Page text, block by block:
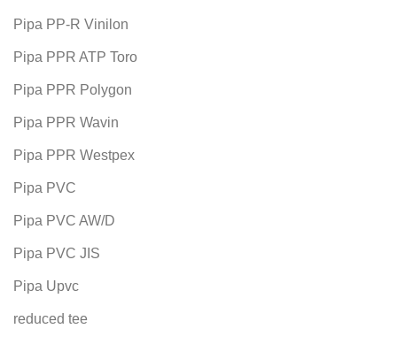
Pipa PP-R Vinilon
Pipa PPR ATP Toro
Pipa PPR Polygon
Pipa PPR Wavin
Pipa PPR Westpex
Pipa PVC
Pipa PVC AW/D
Pipa PVC JIS
Pipa Upvc
reduced tee